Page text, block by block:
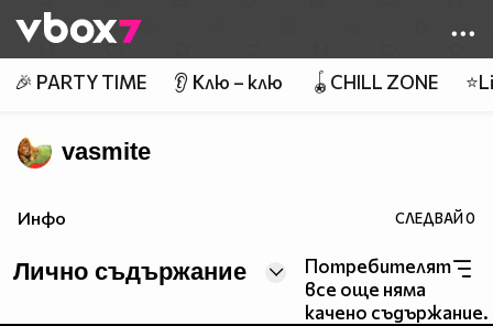
👾
🎉 PARTY TIME 👂 Клю – клю 🪀CHILL ZONE
vasmite
Инфо СЛЕДВАЙ0
Лично съдържание
Потребителят
все още няма
качено съдържание.